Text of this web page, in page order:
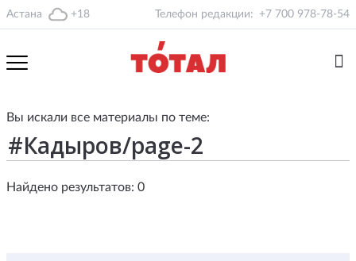
Астана +18 Телефон редакции: +7 700 978-78-54
Вы искали все материалы по теме:
Найдено результатов: 0